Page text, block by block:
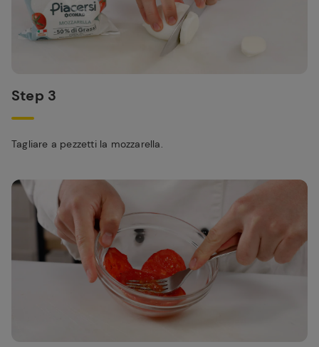
Step 3
Tagliare a pezzetti la mozzarella.